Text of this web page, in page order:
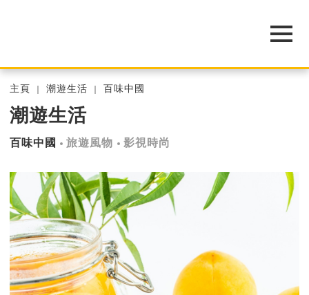
主頁 潮遊生活 百味中國
潮遊生活
百味中國 旅遊風物 影視時尚